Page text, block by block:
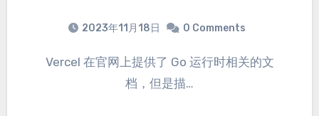
2023年11月18日 0 Comments
Vercel 在官网上提供了 Go 运行时相关的文
档，但是描…